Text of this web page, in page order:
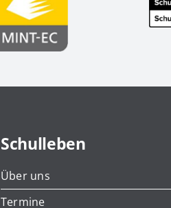
Schulleben
Über uns
Termine